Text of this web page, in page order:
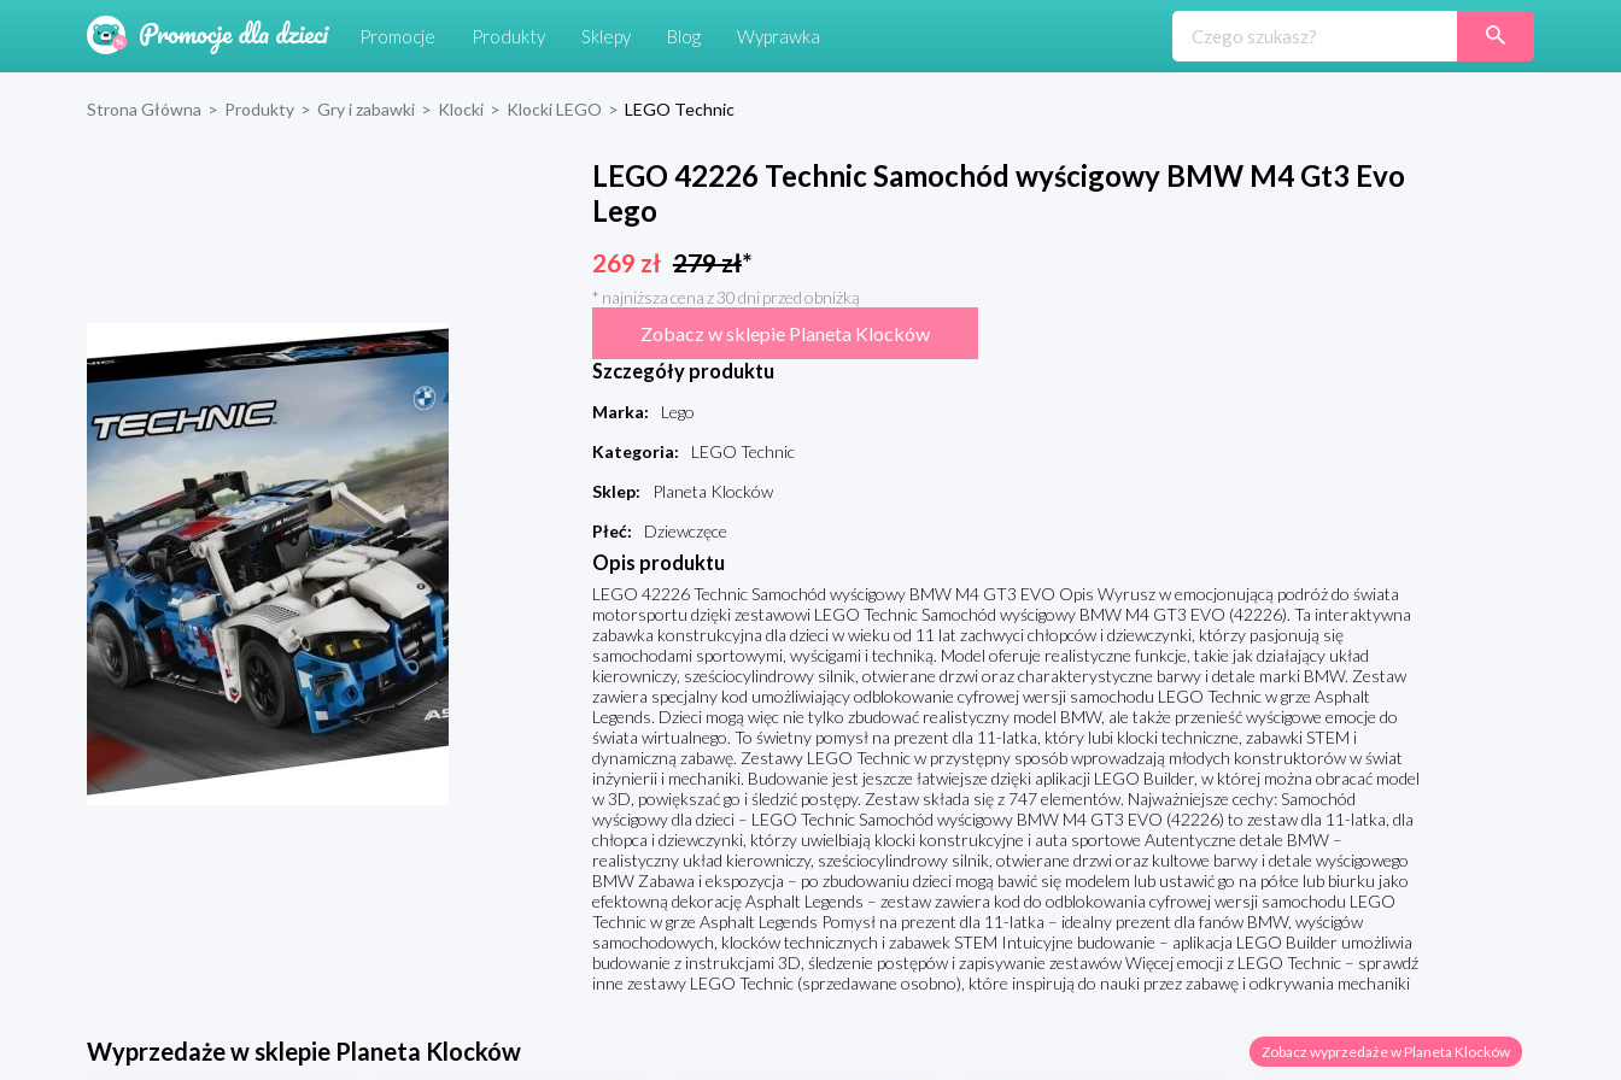
Promocje Produkty Sklepy Blog Wyprawka
Strona Główna > Produkty > Gry i zabawki > Klocki > Klocki LEGO > LEGO Technic
LEGO 42226 Technic Samochód wyścigowy BMW M4 Gt3 Evo
Lego
269 zł 279zł*
* najniższa cena z 30 dni przed obniżką
Zobacz w sklepie Planeta Klocków
Szczegóły produktu
Marka:
Lego
Kategoria:
LEGO Technic
Sklep:
Planeta Klocków
Płeć: Dziewczęce
Opis produktu
LEGO 42226 Technic Samochód wyścigowy BMW M4 GT3 EVO Opis Wyrusz w emocjonującą podróż do świata
motorsportu dzięki zestawowi LEGO Technic Samochód wyścigowy BMW M4 GT3 EVO (42226). Ta interaktywna
zabawka konstrukcyjna dla dzieci w wieku od 11 lat zachwyci chłopców i dziewczynki, którzy pasjonują się
samochodami sportowymi, wyścigami i techniką. Model oferuje realistyczne funkcje, takie jak działający układ
kierowniczy, sześciocylindrowy silnik, otwierane drzwi oraz charakterystyczne barwy i detale marki BMW. Zestaw
zawiera specjalny kod umożliwiający odblokowanie cyfrowej wersji samochodu LEGO Technic w grze Asphalt
Legends. Dzieci mogą więc nie tylko zbudować realistyczny model BMW, ale także przenieść wyścigowe emocje do
świata wirtualnego. To świetny pomysł na prezent dla 11-latka, który lubi klocki techniczne, zabawki STEM i
dynamiczną zabawę. Zestawy LEGO Technic w przystępny sposób wprowadzają młodych konstruktorów w świat
inżynierii i mechaniki. Budowanie jest jeszcze łatwiejsze dzięki aplikacji LEGO Builder, w której można obracać model
w 3D, powiększać go i śledzić postępy. Zestaw składa się z 747 elementów. Najważniejsze cechy: Samochód
wyścigowy dla dzieci – LEGO Technic Samochód wyścigowy BMW M4 GT3 EVO (42226) to zestaw dla 11-latka, dla
chłopca i dziewczynki, którzy uwielbiają klocki konstrukcyjne i auta sportowe Autentyczne detale BMW –
realistyczny układ kierowniczy, sześciocylindrowy silnik, otwierane drzwi oraz kultowe barwy i detale wyścigowego
BMW Zabawa i ekspozycja – po zbudowaniu dzieci mogą bawić się modelem lub ustawić go na półce lub biurku jako
efektowną dekorację Asphalt Legends – zestaw zawiera kod do odblokowania cyfrowej wersji samochodu LEGO
Technic w grze Asphalt Legends Pomysł na prezent dla 11-latka – idealny prezent dla fanów BMW, wyścigów
samochodowych, klocków technicznych i zabawek STEM Intuicyjne budowanie – aplikacja LEGO Builder umożliwia
budowanie z instrukcjami 3D, śledzenie postępów i zapisywanie zestawów Więcej emocji z LEGO Technic – sprawdź
inne zestawy LEGO Technic (sprzedawane osobno), które inspirują do nauki przez zabawę i odkrywania mechaniki
Wyprzedaże w sklepie Planeta Klocków Zobacz wyprzedaże w Planeta Klocków